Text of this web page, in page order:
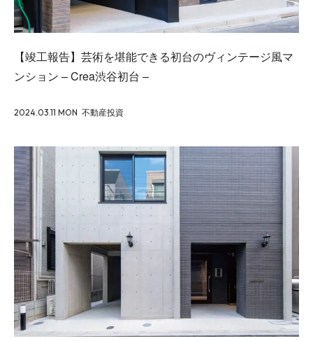
【竣工報告】芸術を堪能できる初台のヴィンテージ風マ
ンション – Crea渋谷初台 –
2024.03.11 MON 不動産投資